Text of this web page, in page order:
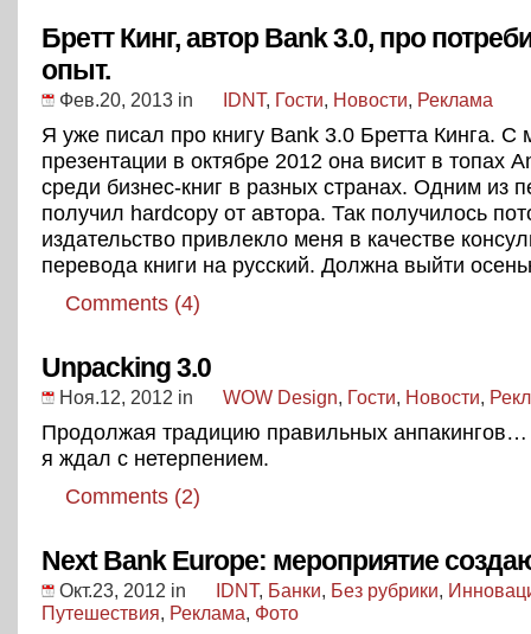
Бретт Кинг, автор Bank 3.0, про
опыт.
Фев.20, 2013 in IDNT, Гости, Новости, Реклама
Я уже писал про книгу Bank 3.0 Бретта Кинга. С
презентации в октябре 2012 она висит в топах
среди бизнес-книг в разных странах. Одним из
получил hardcopy от автора. Так получилось
издательство привлекло меня в качестве
перевода книги на русский. Должна выйти
Comments (4)
Unpacking 3.0
Ноя.12, 2012 in WOW Design, Гости, Новости,
Продолжая традицию правильных анпакингов…
я ждал с нетерпением.
Comments (2)
Next Bank Europe: мероприятие
Окт.23, 2012 in IDNT, Банки, Без рубрики,
Путешествия, Реклама, Фото